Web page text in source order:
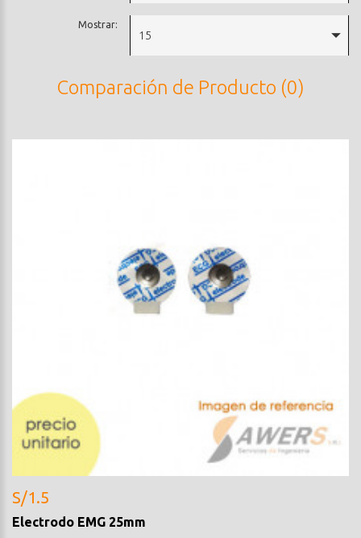
Mostrar:
15
Comparación de Producto (0)
S/1.5
Electrodo EMG 25mm